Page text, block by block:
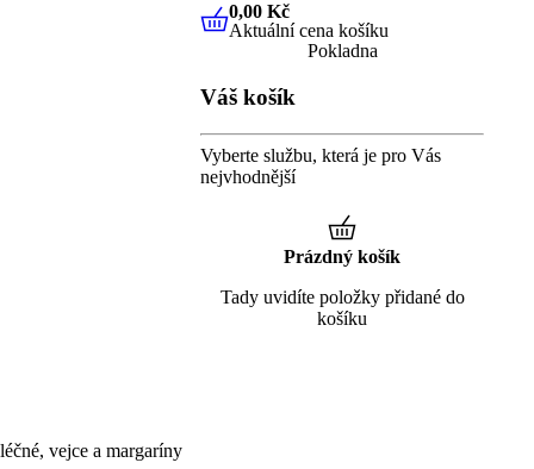
vejce a margaríny
0,00 KčAktuální cena košíku
0,00 Kč
Aktuální cena košíku
Pokladna
Váš košík
Vyberte službu, která je pro Vás
nejvhodnější
Prázdný košík
Tady uvidíte položky přidané do
košíku